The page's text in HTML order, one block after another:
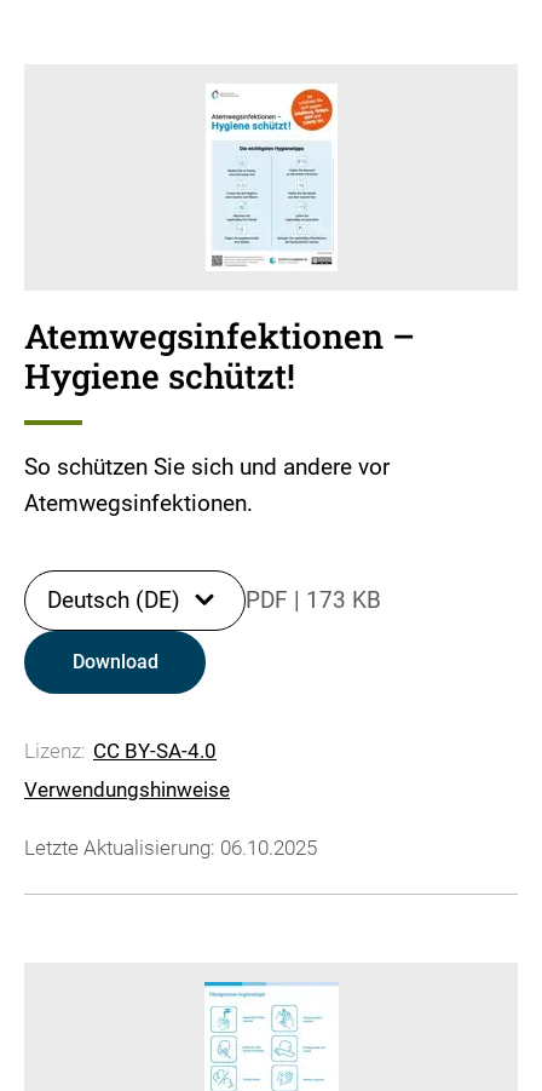
Atemwegsinfektionen –
Hygiene schützt!
So schützen Sie sich und andere vor
Atemwegsinfektionen.
Deutsch (DE) PDF | 173 KB
Download
Lizenz: CC BY-SA-4.0
Verwendungshinweise
Letzte Aktualisierung: 06.10.2025